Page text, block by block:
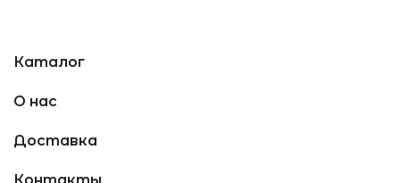
Каталог
О нас
Доставка